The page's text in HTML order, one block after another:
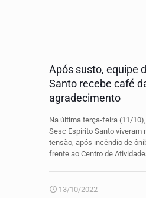
Após susto, equipe
Santo recebe café
agradecimento
Na última terça-feira (11/
Sesc Espírito Santo viveram
tensão, após incêndio de
frente ao Centro de
13/10/2022